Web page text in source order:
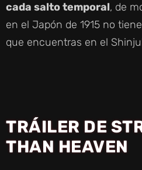
cada salto temporal, de
en el Japón de 1915 no
que encuentras en el
TRÁILER DE
THAN HEAVEN